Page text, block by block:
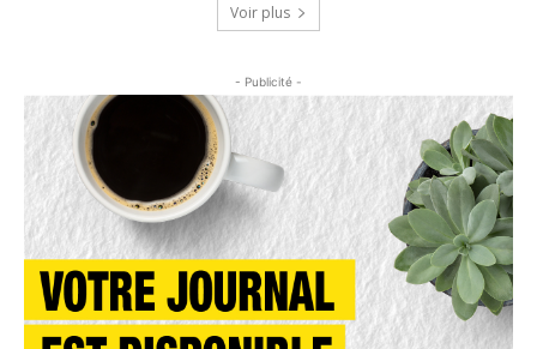
Voir plus
- Publicité -